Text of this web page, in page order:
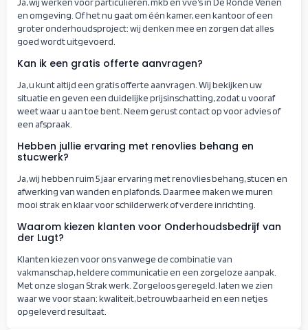
en omgeving. Of het nu gaat om één kamer, een kantoor of een
groter onderhoudsproject: wij denken mee en zorgen dat alles
goed wordt uitgevoerd.
Kan ik een gratis offerte aanvragen?
Ja, u kunt altijd een gratis offerte aanvragen. Wij bekijken uw
situatie en geven een duidelijke prijsinschatting, zodat u vooraf
weet waar u aan toe bent. Neem gerust contact op voor advies of
een afspraak.
Hebben jullie ervaring met renovlies behang en
stucwerk?
Ja, wij hebben ruim 5 jaar ervaring met renovlies behang, stucen en
afwerking van wanden en plafonds. Daarmee maken we muren
mooi strak en klaar voor schilderwerk of verdere inrichting.
Waarom kiezen klanten voor Onderhoudsbedrijf van
der Lugt?
Klanten kiezen voor ons vanwege de combinatie van
vakmanschap, heldere communicatie en een zorgeloze aanpak.
Met onze slogan Strak werk. Zorgeloos geregeld. laten we zien
waar we voor staan: kwaliteit, betrouwbaarheid en een netjes
opgeleverd resultaat.